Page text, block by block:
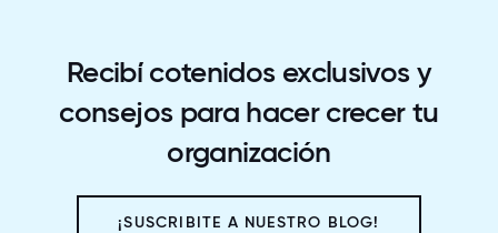
Recibí cotenidos exclusivos y
consejos para hacer crecer tu
organización
¡SUSCRIBITE A NUESTRO BLOG!